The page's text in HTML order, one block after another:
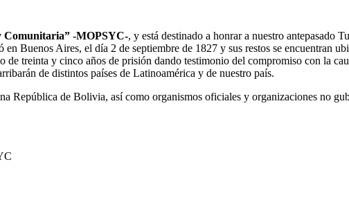
Comunitaria” -MOPSYC-, y está destinado a honrar a nuestro antepasado
Buenos Aires, el día 2 de septiembre de 1827 y sus restos se encuentran
treinta y cinco años de prisión dando testimonio del compromiso con la
de distintos países de Latinoamérica y de nuestro país.
República de Bolivia, así como organismos oficiales y organizaciones no